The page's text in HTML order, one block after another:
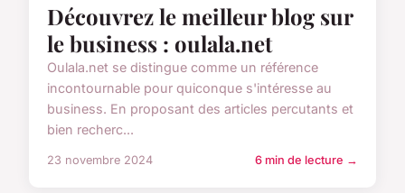
Découvrez le meilleur blog sur
le business : oulala.net
Oulala.net se distingue comme un référence
incontournable pour quiconque s'intéresse au
business. En proposant des articles percutants et
bien recherc...
23 novembre 2024 6 min de lecture →